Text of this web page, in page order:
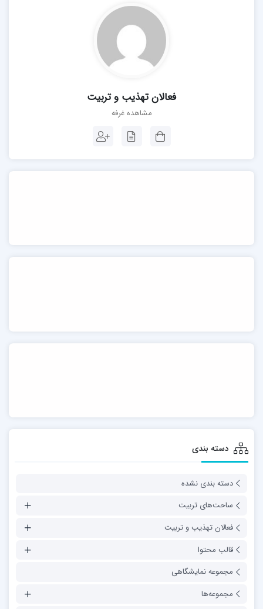
فعالان تهذیب و تربیت
مشاهده غرفه
دسته بندی
دسته بندی نشده
ساحت‌های تربیت
فعالان تهذیب و تربیت
قالب محتوا
مجموعه نمایشگاهی
مجموعه‌ها